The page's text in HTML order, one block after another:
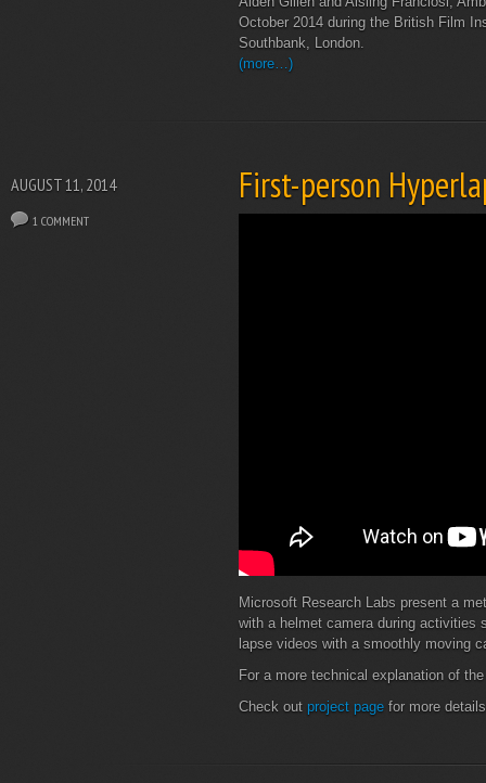
October 2014 during the British Film
Southbank, London.
(more…)
First-person
AUGUST 11, 2014
Microsoft Research Labs present a
with a helmet camera during activities
lapse videos with a smoothly moving
For a more technical explanation of
Check out project page for more
1 COMMENT